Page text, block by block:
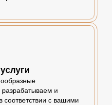
разрабатываем и
соответствии с вашими